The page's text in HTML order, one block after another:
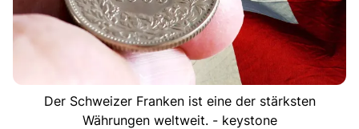
Der Schweizer Franken ist eine der stärksten
Währungen weltweit. - keystone